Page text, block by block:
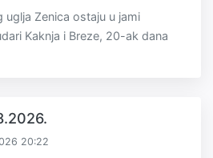
uglja Zenica ostaju u jami
Kaknja i Breze, 20-ak dana
20:22